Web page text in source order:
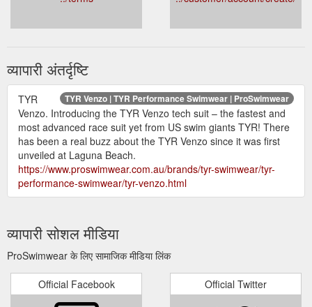
व्यापारी अंतर्दृष्टि
TYR Venzo | TYR Performance Swimwear | ProSwimwear
TYR
Venzo. Introducing the TYR Venzo tech suit – the fastest and
most advanced race suit yet from US swim giants TYR! There
has been a real buzz about the TYR Venzo since it was first
unveiled at Laguna Beach.
https://www.proswimwear.com.au/brands/tyr-swimwear/tyr-
performance-swimwear/tyr-venzo.html
व्यापारी सोशल मीडिया
ProSwimwear के लिए सामाजिक मीडिया लिंक
Official Facebook Official Twitter